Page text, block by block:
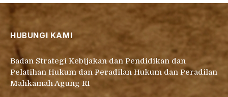
HUBUNGI KAMI
Badan Strategi Kebijakan dan Pendidikan dan
Pelatihan Hukum dan Peradilan Hukum dan Peradilan
Mahkamah Agung RI